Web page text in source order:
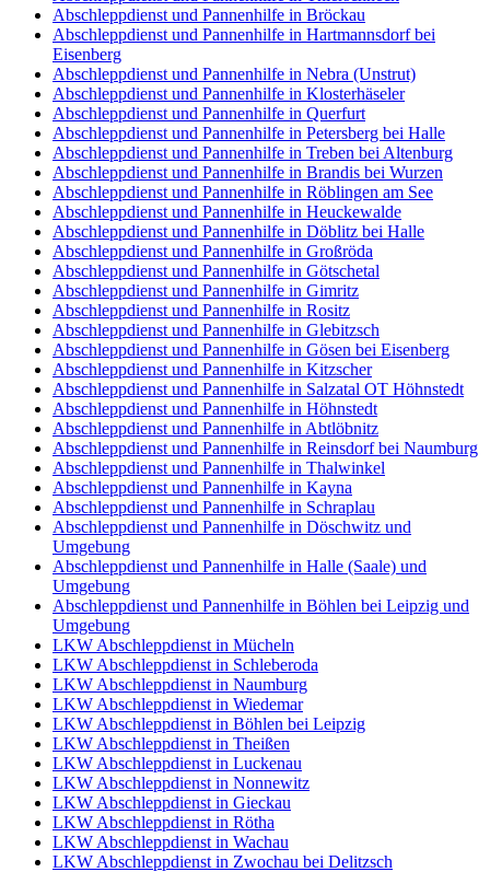
Abschleppdienst und Pannenhilfe in Bröckau
Abschleppdienst und Pannenhilfe in Hartmannsdorf bei
Eisenberg
Abschleppdienst und Pannenhilfe in Nebra (Unstrut)
Abschleppdienst und Pannenhilfe in Klosterhäseler
Abschleppdienst und Pannenhilfe in Querfurt
Abschleppdienst und Pannenhilfe in Petersberg bei Halle
Abschleppdienst und Pannenhilfe in Treben bei Altenburg
Abschleppdienst und Pannenhilfe in Brandis bei Wurzen
Abschleppdienst und Pannenhilfe in Röblingen am See
Abschleppdienst und Pannenhilfe in Heuckewalde
Abschleppdienst und Pannenhilfe in Döblitz bei Halle
Abschleppdienst und Pannenhilfe in Großröda
Abschleppdienst und Pannenhilfe in Götschetal
Abschleppdienst und Pannenhilfe in Gimritz
Abschleppdienst und Pannenhilfe in Rositz
Abschleppdienst und Pannenhilfe in Glebitzsch
Abschleppdienst und Pannenhilfe in Gösen bei Eisenberg
Abschleppdienst und Pannenhilfe in Kitzscher
Abschleppdienst und Pannenhilfe in Salzatal OT Höhnstedt
Abschleppdienst und Pannenhilfe in Höhnstedt
Abschleppdienst und Pannenhilfe in Abtlöbnitz
Abschleppdienst und Pannenhilfe in Reinsdorf bei Naumburg
Abschleppdienst und Pannenhilfe in Thalwinkel
Abschleppdienst und Pannenhilfe in Kayna
Abschleppdienst und Pannenhilfe in Schraplau
Abschleppdienst und Pannenhilfe in Döschwitz und
Umgebung
Abschleppdienst und Pannenhilfe in Halle (Saale) und
Umgebung
Abschleppdienst und Pannenhilfe in Böhlen bei Leipzig und
Umgebung
LKW Abschleppdienst in Mücheln
LKW Abschleppdienst in Schleberoda
LKW Abschleppdienst in Naumburg
LKW Abschleppdienst in Wiedemar
LKW Abschleppdienst in Böhlen bei Leipzig
LKW Abschleppdienst in Theißen
LKW Abschleppdienst in Luckenau
LKW Abschleppdienst in Nonnewitz
LKW Abschleppdienst in Gieckau
LKW Abschleppdienst in Rötha
LKW Abschleppdienst in Wachau
LKW Abschleppdienst in Zwochau bei Delitzsch